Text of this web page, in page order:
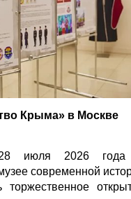
Крыма» в Москве
июля 2026
современной
торжественное